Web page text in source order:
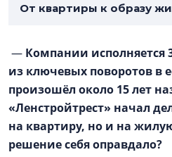
От квартиры к образу
— Компании исполняется
из ключевых поворотов в
произошёл около 15 лет
«Ленстройтрест» начал
на квартиру, но и на
решение себя оправдало?